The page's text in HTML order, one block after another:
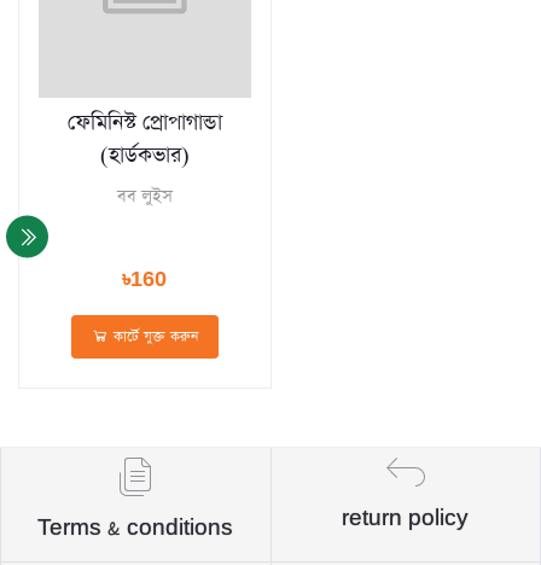
ফেমিনিস্ট প্রোপাগান্ডা
(হার্ডকভার)
বব লুইস
৳160
কার্টে যুক্ত করুন
Terms & conditions return policy